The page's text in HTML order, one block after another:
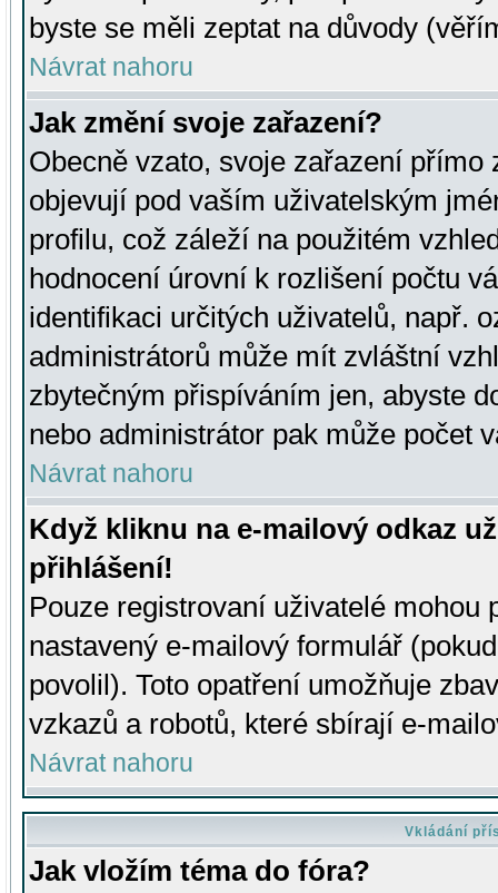
byste se měli zeptat na důvody
Návrat nahoru
Jak změní svoje zařazení?
Obecně vzato, svoje zařazení přímo
objevují pod vaším uživatelským
profilu, což záleží na použitém
hodnocení úrovní k rozlišení počtu
identifikaci určitých uživatelů, např.
administrátorů může mít zvláštní
zbytečným přispíváním jen, abyste
nebo administrátor pak může počet
Návrat nahoru
Když kliknu na e-mailový odkaz
přihlášení!
Pouze registrovaní uživatelé mohou
nastavený e-mailový formulář
povolil). Toto opatření umožňuje
vzkazů a robotů, které sbírají e-
Návrat nahoru
Vkládání
Jak vložím téma do fóra?